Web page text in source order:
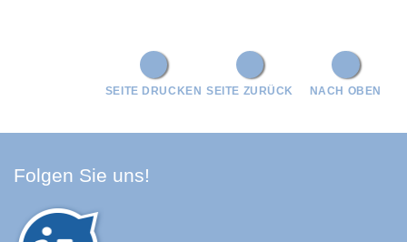
NACH OBEN
SEITE ZURÜCK
SEITE DRUCKEN
Folgen Sie uns!